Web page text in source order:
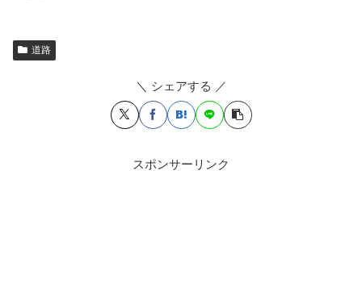
道路
＼ シェアする ／
スポンサーリンク